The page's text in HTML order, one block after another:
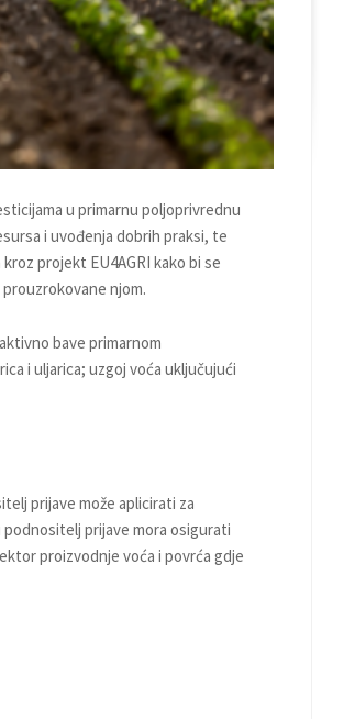
u primarnu poljoprivrednu
i uvođenja dobrih praksi, te
projekt EU4AGRI kako bi se
njom.
bave primarnom
i uljarica; uzgoj voća uključujući
prijave može aplicirati za
podnositelj prijave mora osigurati
proizvodnje voća i povrća gdje